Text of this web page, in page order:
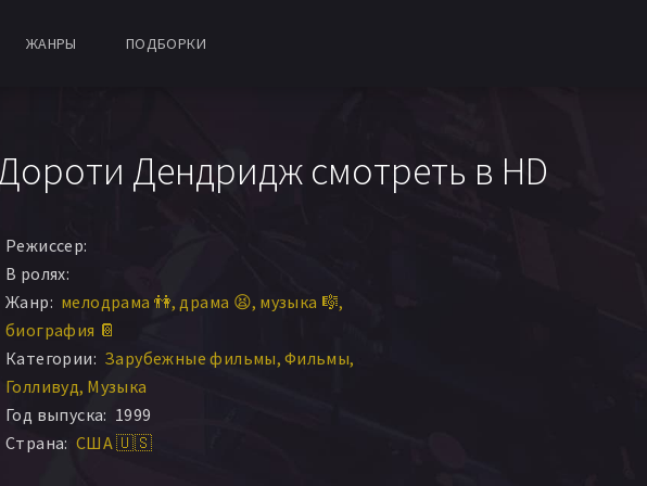
ЖАНРЫ ПОДБОРКИ
Дендридж смотреть в HD
Режиссер:
В ролях:
Жанр: мелодрама 👫 драма 😫 музыка 🎼
биография 📔
Категории: Зарубежные фильмы Фильмы
Голливуд Музыка
Год выпуска: 1999
Страна: США 🇺🇸